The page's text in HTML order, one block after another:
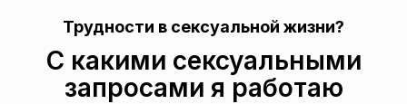
Трудности в сексуальной жизни?
С какими сексуальными
запросами я работаю